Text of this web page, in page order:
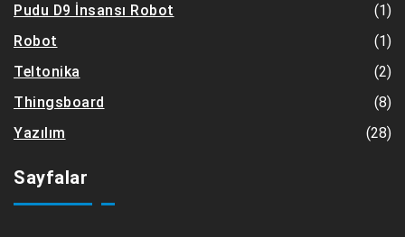
Pudu D9 İnsansı Robot
(1)
Robot
(1)
Teltonika
(2)
Thingsboard
(8)
Yazılım
(28)
Sayfalar